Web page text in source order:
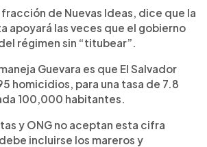
de Nuevas Ideas, dice que la
apoyará las veces que el gobierno
régimen sin “titubear”.
Guevara es que El Salvador
homicidios, para una tasa de 7.8
100,000 habitantes.
y ONG no aceptan esta cifra
incluirse los mareros y